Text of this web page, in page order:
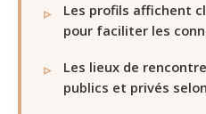
Les profils affichent
pour faciliter les
Les lieux de
publics et privés